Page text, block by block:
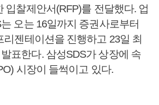
입찰제안서(RFP)를 전달했다. 업
오는 16일까지 증권사로부터
젠테이션을 진행하고 23일 최
표한다. 삼성SDS가 상장에 속
시장이 들썩이고 있다.